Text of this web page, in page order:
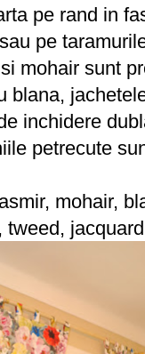
pe rand in
pe
mohair sunt
blana,
inchidere
petrecute
mohair,
tweed,